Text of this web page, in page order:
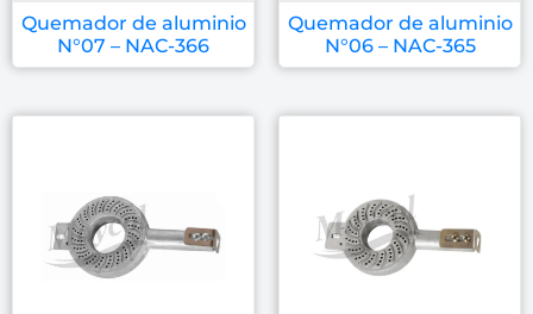
Quemador de aluminio
N°07 – NAC-366
Quemador de aluminio
N°06 – NAC-365